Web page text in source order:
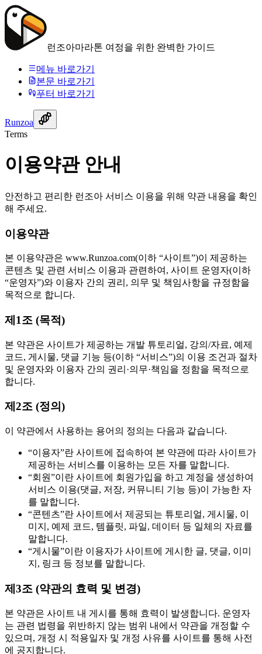
런조아마라톤 여정을 위한 완벽한 가이드
메뉴 바로가기
본문 바로가기
푸터 바로가기
Runzoa
Terms
이용약관 안내
안전하고 편리한 런조아 서비스 이용을 위해 약관 내용을 확인
해 주세요.
이용약관
본 이용약관은 www.Runzoa.com(이하 “사이트”)이 제공하는
콘텐츠 및 관련 서비스 이용과 관련하여, 사이트 운영자(이하
“운영자”)와 이용자 간의 권리, 의무 및 책임사항을 규정함을
목적으로 합니다.
제1조 (목적)
본 약관은 사이트가 제공하는 개발 튜토리얼, 강의/자료, 예제
코드, 게시물, 댓글 기능 등(이하 “서비스”)의 이용 조건과 절차
및 운영자와 이용자 간의 권리·의무·책임을 정함을 목적으로
합니다.
제2조 (정의)
이 약관에서 사용하는 용어의 정의는 다음과 같습니다.
“이용자”란 사이트에 접속하여 본 약관에 따라 사이트가
제공하는 서비스를 이용하는 모든 자를 말합니다.
“회원”이란 사이트에 회원가입을 하고 계정을 생성하여
서비스 이용(댓글, 저장, 커뮤니티 기능 등)이 가능한 자
를 말합니다.
“콘텐츠”란 사이트에서 제공되는 튜토리얼, 게시물, 이
미지, 예제 코드, 템플릿, 파일, 데이터 등 일체의 자료를
말합니다.
“게시물”이란 이용자가 사이트에 게시한 글, 댓글, 이미
지, 링크 등 정보를 말합니다.
제3조 (약관의 효력 및 변경)
본 약관은 사이트 내 게시를 통해 효력이 발생합니다. 운영자
는 관련 법령을 위반하지 않는 범위 내에서 약관을 개정할 수
있으며, 개정 시 적용일자 및 개정 사유를 사이트를 통해 사전
에 공지합니다.